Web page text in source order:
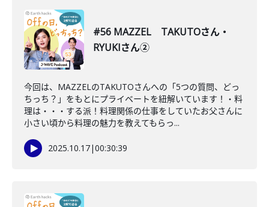
#56 MAZZEL TAKUTOさん・
RYUKIさん②
今回は、MAZZELのTAKUTOさんへの「5つの質問、どっ
ちっち？」をもとにプライベートを紐解いています！・料
理は・・・する派！料理関係の仕事をしていたお父さんに
小さい頃から料理の魅力を教えてもらっ...
2025.10.17|00:30:39